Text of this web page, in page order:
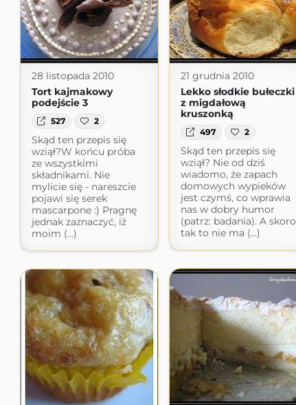
28 listopada 2010
Tort kajmakowy
podejście 3
527 2
Skąd ten przepis się
wziął?W końcu próba
ze wszystkimi
składnikami. Nie
mylicie się - nareszcie
pojawi się serek
mascarpone :) Pragnę
jednak zaznaczyć, iż
moim (...)
21 grudnia 2010
Lekko słodkie bułeczki
z migdałową
kruszonką
497 2
Skąd ten przepis się
wziął? Nie od dziś
wiadomo, że zapach
domowych wypieków
jest czymś, co wprawia
nas w dobry humor
(patrz: badania). A skoro
tak to nie ma (...)